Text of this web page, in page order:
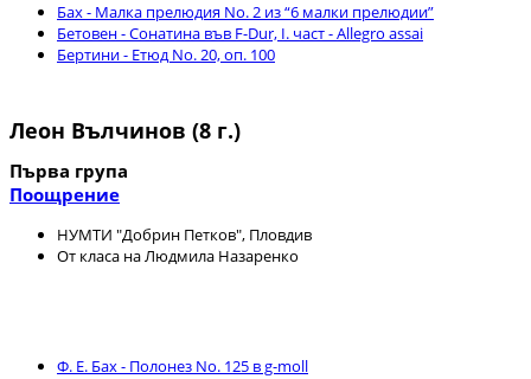
Бах - Малка прелюдия No. 2 из “6 малки прелюдии”
Бетовен - Сонатина във F-Dur, I. част - Allegro assai
Бертини - Eтюд No. 20, оп. 100
Леон Вълчинов (8 г.)
Първа група
Поощрение
НУМТИ "Добрин Петков", Пловдив
От класа на Людмила Назаренко
Ф. Е. Бах - Полонез No. 125 в g-moll